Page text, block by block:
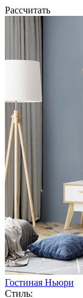
Рассчитать
Гостиная Ньюри
Стиль: